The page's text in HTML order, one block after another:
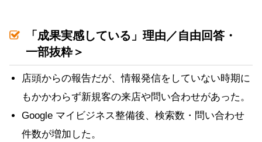
「成果実感している」理由／自由回答・
一部抜粋＞
店頭からの報告だが、情報発信をしていない時期に
もかかわらず新規客の来店や問い合わせがあった。
Google マイビジネス整備後、検索数・問い合わせ
件数が増加した。